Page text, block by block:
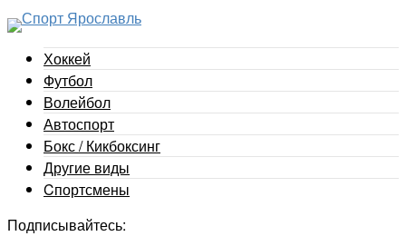
Хоккей
Футбол
Волейбол
Автоспорт
Бокс / Кикбоксинг
Другие виды
Cпортсмены
Подписывайтесь: